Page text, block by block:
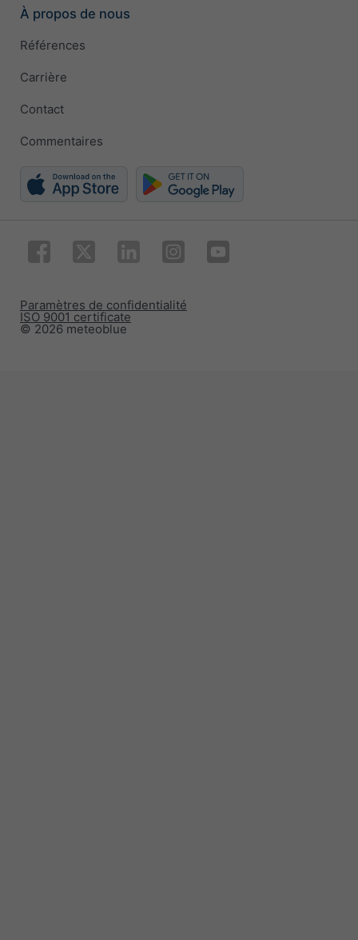
À propos de nous
Références
Carrière
Contact
Commentaires
© 2026 meteoblue
ISO 9001 certificate
Paramètres de confidentialité